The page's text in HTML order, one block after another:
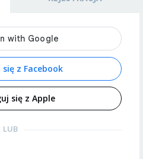
z Facebook
się z Apple
LUB